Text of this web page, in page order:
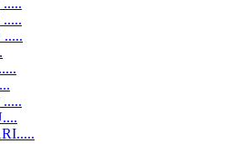
.....
.....
.....
.....